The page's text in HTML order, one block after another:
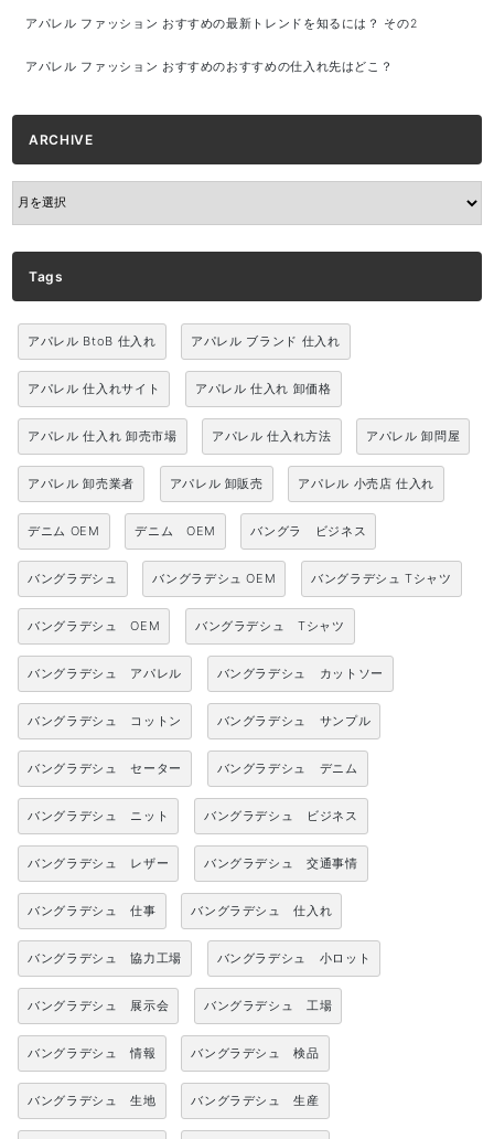
アパレル ファッション おすすめの最新トレンドを知るには？ その2
アパレル ファッション おすすめのおすすめの仕入れ先はどこ？
ARCHIVE
ARCHIVE
Tags
アパレル BtoB 仕入れ アパレル ブランド 仕入れ
アパレル 仕入れサイト アパレル 仕入れ 卸価格
アパレル 仕入れ 卸売市場 アパレル 仕入れ方法 アパレル 卸問屋
アパレル 卸売業者 アパレル 卸販売 アパレル 小売店 仕入れ
デニム OEM デニム OEM バングラ ビジネス
バングラデシュ バングラデシュ OEM バングラデシュ Tシャツ
バングラデシュ OEM バングラデシュ Tシャツ
バングラデシュ アパレル バングラデシュ カットソー
バングラデシュ コットン バングラデシュ サンプル
バングラデシュ セーター バングラデシュ デニム
バングラデシュ ニット バングラデシュ ビジネス
バングラデシュ レザー バングラデシュ 交通事情
バングラデシュ 仕事 バングラデシュ 仕入れ
バングラデシュ 協力工場 バングラデシュ 小ロット
バングラデシュ 展示会 バングラデシュ 工場
バングラデシュ 情報 バングラデシュ 検品
バングラデシュ 生地 バングラデシュ 生産